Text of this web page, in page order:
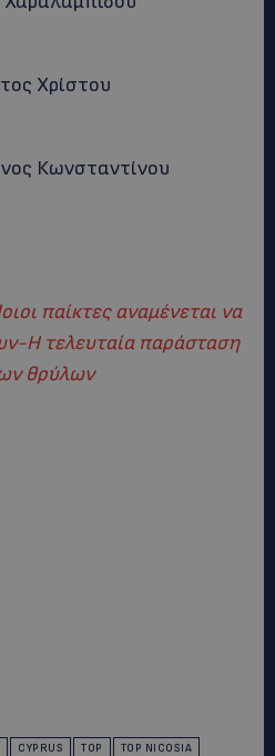
Χρίστου
Κωνσταντίνου
παίκτες αναμένεται να
Η τελευταία παράσταση
θρύλων
CYPRUS TOP
TOP NICOSIA